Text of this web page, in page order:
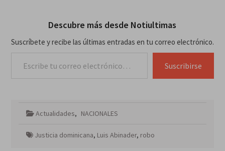
Descubre más desde Notiultimas
Suscríbete y recibe las últimas entradas en tu correo electrónico.
Suscribirse
Actualidades, NACIONALES
Justicia dominicana, Luis Abinader, robo